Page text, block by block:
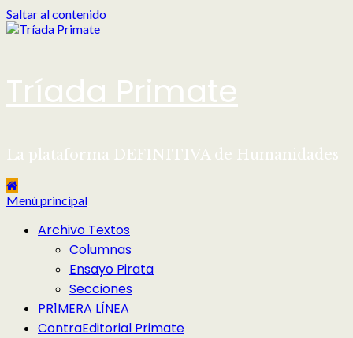
Saltar al contenido
Tríada Primate
La plataforma DEFINITIVA de Humanidades
Menú principal
Archivo Textos
Columnas
Ensayo Pirata
Secciones
PR1MERA LÍNEA
ContraEditorial Primate